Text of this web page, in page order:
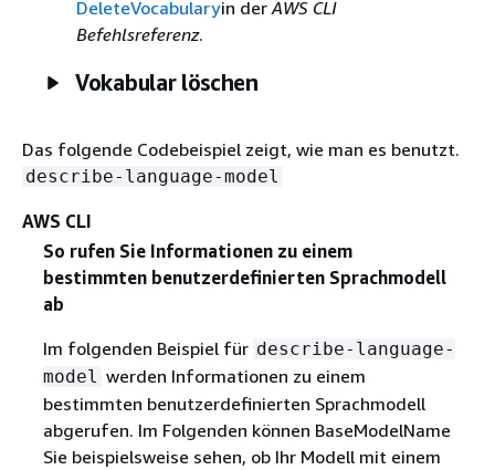
DeleteVocabularyin derAWS CLI
Befehlsreferenz.
Vokabular löschen
Das folgende Codebeispiel zeigt, wie man es benutzt.
describe-language-model
AWS CLI
So rufen Sie Informationen zu einem
bestimmten benutzerdefinierten Sprachmodell
ab
Im folgenden Beispiel für describe-language-
model werden Informationen zu einem
bestimmten benutzerdefinierten Sprachmodell
abgerufen. Im Folgenden können BaseModelName
Sie beispielsweise sehen, ob Ihr Modell mit einem